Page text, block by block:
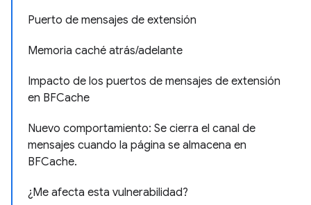
Puerto de mensajes de extensión
Memoria caché atrás/adelante
Impacto de los puertos de mensajes de extensión
en BFCache
Nuevo comportamiento: Se cierra el canal de
mensajes cuando la página se almacena en
BFCache.
¿Me afecta esta vulnerabilidad?